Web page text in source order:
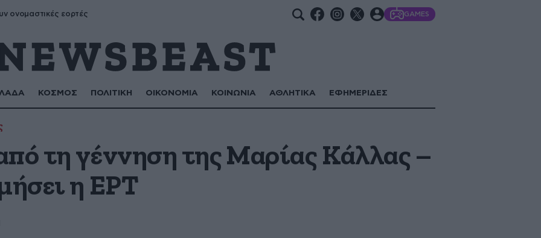
ονομαστικές εορτές GAMES
ΚΟΣΜΟΣ ΠΟΛΙΤΙΚΗ ΟΙΚΟΝΟΜΙΑ ΚΟΙΝΩΝΙΑ ΑΘΛΗΤΙΚΑ ΕΦΗΜΕΡΙΔΕΣ
τη γέννηση της Μαρίας Κάλλας –
η ΕΡΤ